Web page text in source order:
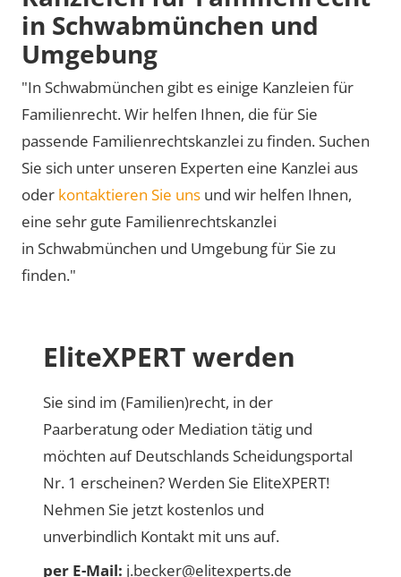
in Schwabmünchen und
Umgebung
"In Schwabmünchen gibt es einige Kanzleien für
Familienrecht. Wir helfen Ihnen, die für Sie
passende Familienrechtskanzlei zu finden. Suchen
Sie sich unter unseren Experten eine Kanzlei aus
oder kontaktieren Sie uns und wir helfen Ihnen,
eine sehr gute Familienrechtskanzlei
in Schwabmünchen und Umgebung für Sie zu
finden."
EliteXPERT werden
Sie sind im (Familien)recht, in der
Paarberatung oder Mediation tätig und
möchten auf Deutschlands Scheidungsportal
Nr. 1 erscheinen? Werden Sie EliteXPERT!
Nehmen Sie jetzt kostenlos und
unverbindlich Kontakt mit uns auf.
per E-Mail: j.becker@elitexperts.de